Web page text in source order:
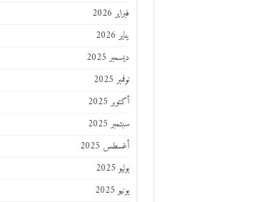
فبراير 2026
يناير 2026
ديسمبر 2025
نوفمبر 2025
أكتوبر 2025
سبتمبر 2025
أغسطس 2025
يوليو 2025
يونيو 2025